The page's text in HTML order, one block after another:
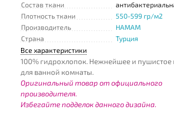
Состав ткани
Плотность ткани
550-599 гр/м2
Производитель
HAMAM
Страна
Турция
Все характеристики
100% гидрохлопок. Нежнейшее и пушистое
для ванной комнаты.
Оригинальный товар от официального
производителя.
Избегайте подделок данного дизайна.